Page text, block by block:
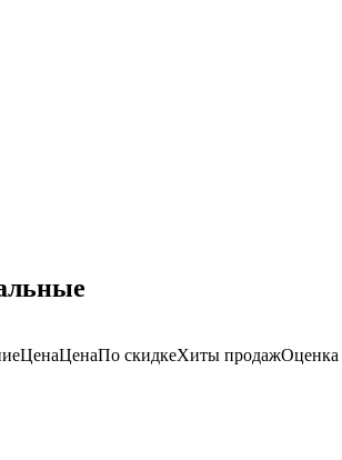
ЦенаЦенаПо скидкеХиты продажОценка